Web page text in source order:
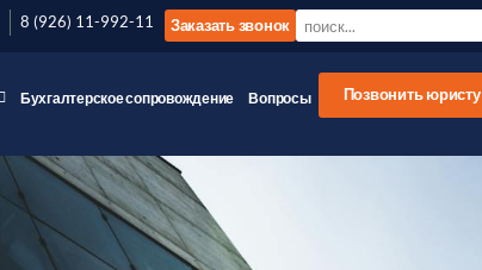
8 (926) 11-992-11 Заказать звонок
Бухгалтерское сопровождение Вопросы Позвонить юристу